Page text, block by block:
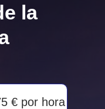
la
€ por hora